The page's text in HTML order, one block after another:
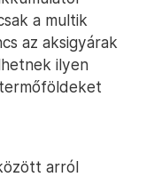
a multik
az aksigyárak
ilyen
arról